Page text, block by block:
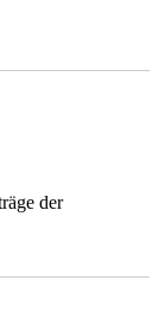
der